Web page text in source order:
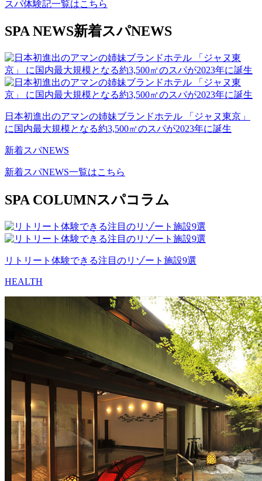
スパ体験記一覧はこちら
SPA NEWS新着スパNEWS
日本初進出のアマンの姉妹ブランドホテル 「ジャヌ東京」
に国内最大規模となる約3,500㎡のスパが2023年に誕生
新着スパNEWS
新着スパNEWS一覧はこちら
SPA COLUMNスパコラム
リトリート体験できる注目のリゾート施設9選
HEALTH